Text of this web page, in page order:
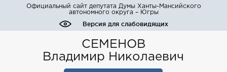
Официальный сайт депутата Думы Ханты-Мансийского
автономного округа – Югры
Версия для слабовидящих
СЕМЕНОВ
Владимир Николаевич